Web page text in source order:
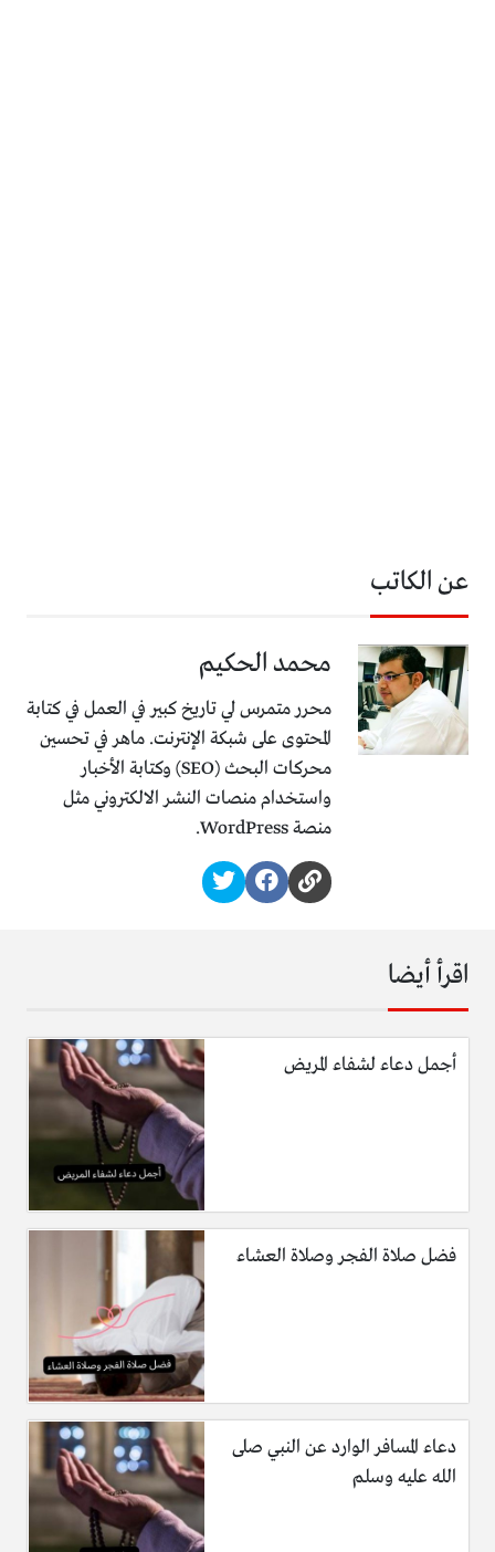
عن الكاتب
محمد الحكيم
محرر متمرس لي تاريخ كبير في العمل في كتابة
المحتوى على شبكة الإنترنت. ماهر في تحسين
محركات البحث (SEO) وكتابة الأخبار
واستخدام منصات النشر الالكتروني مثل
منصة WordPress.
اقرأ أيضا
أجمل دعاء لشفاء المريض
فضل صلاة الفجر وصلاة العشاء
دعاء المسافر الوارد عن النبي صلى
الله عليه وسلم